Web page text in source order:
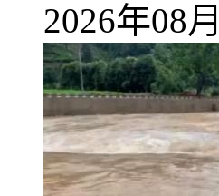
2026年08